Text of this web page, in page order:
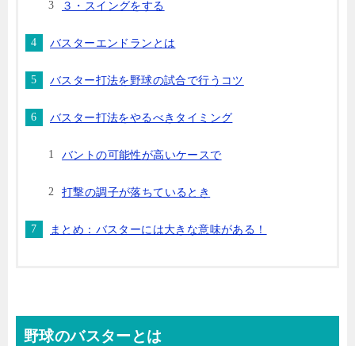
３・スイングをする
バスターエンドランとは
バスター打法を野球の試合で行うコツ
バスター打法をやるべきタイミング
バントの可能性が高いケースで
打撃の調子が落ちているとき
まとめ：バスターには大きな意味がある！
野球のバスターとは